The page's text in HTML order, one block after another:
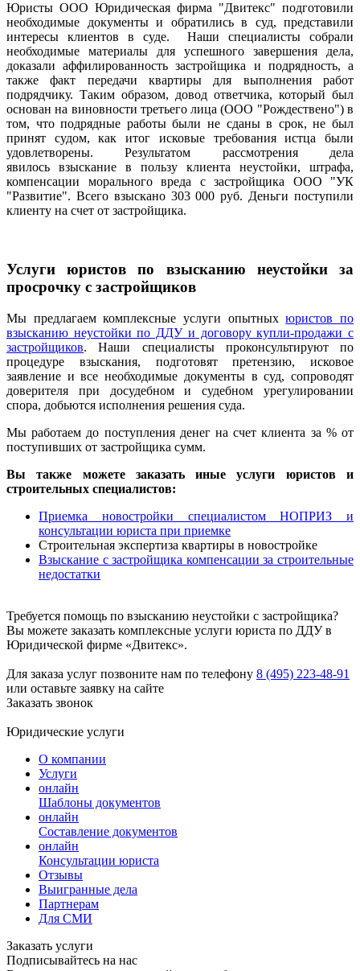
Юристы ООО Юридическая фирма "Двитекс" подготовили
необходимые документы и обратились в суд, представили
интересы клиентов в суде. Наши специалисты собрали
необходимые материалы для успешного завершения дела,
доказали аффилированность застройщика и подрядность, а
также факт передачи квартиры для выполнения работ
подрядчику. Таким образом, довод ответчика, который был
основан на виновности третьего лица (ООО "Рождествено") в
том, что подрядные работы были не сданы в срок, не был
принят судом, как итог исковые требования истца были
удовлетворены. Результатом рассмотрения дела
явилось взыскание в пользу клиента неустойки, штрафа,
компенсации морального вреда с застройщика ООО "УК
"Развитие". Всего взыскано 303 000 руб. Деньги поступили
клиенту на счет от застройщика.
Услуги юристов по взысканию неустойки за
просрочку с застройщиков
Мы предлагаем комплексные услуги опытныхюристов по
взысканию неустойки по ДДУ и договору купли-продажи с
застройщиков. Наши специалисты проконсультируют по
процедуре взыскания, подготовят претензию, исковое
заявление и все необходимые документы в суд, сопроводят
доверителя при досудебном и судебном урегулировании
спора, добьются исполнения решения суда.
Мы работаем до поступления денег на счет клиента за % от
поступивших от застройщика сумм.
Вы также можете заказать иные услуги юристов и
строительных специалистов:
Приемка новостройки специалистом НОПРИЗ и
консультации юриста при приемке
Строительная экспертиза квартиры в новостройке
Взыскание с застройщика компенсации за строительные
недостатки
Требуется помощь по взысканию неустойки с застройщика?
Вы можете заказать комплексные услуги юриста по ДДУ в
Юридической фирме «Двитекс».
Для заказа услуг позвоните нам по телефону 8 (495) 223-48-91
или оставьте заявку на сайте
Заказать звонок
Юридические услуги
О компании
Услуги
онлайн
Шаблоны документов
онлайн
Составление документов
онлайн
Консультации юриста
Отзывы
Выигранные дела
Партнерам
Для СМИ
Заказать услуги
Подписывайтесь на нас